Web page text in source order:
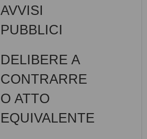
AVVISI
PUBBLICI
DELIBERE A
CONTRARRE
O ATTO
EQUIVALENTE